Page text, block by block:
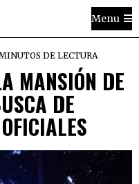
Menu
DE LECTURA
MANSIÓN DE
DE